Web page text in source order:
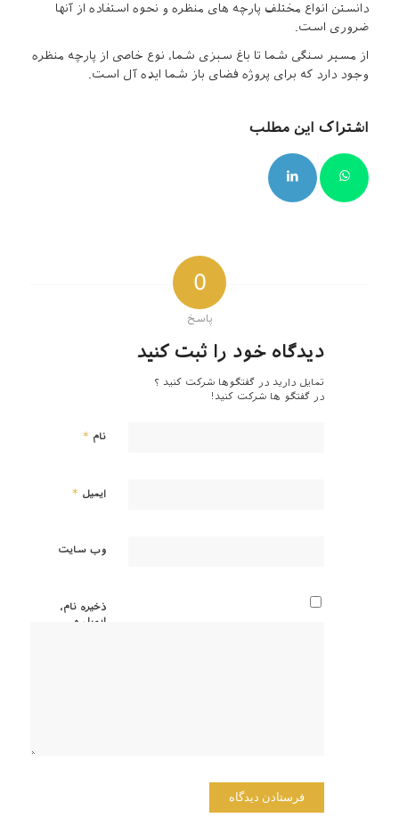
دانستن انواع مختلف پارچه های منظره و نحوه استفاده از آنها
ضروری است.
از مسیر سنگی شما تا باغ سبزی شما، نوع خاصی از پارچه منظره
وجود دارد که برای پروژه فضای باز شما ایده آل است.
اشتراک این مطلب
0
پاسخ
دیدگاه خود را ثبت کنید
تمایل دارید در گفتگوها شرکت کنید ؟
در گفتگو ها شرکت کنید!
نام *
ایمیل *
وب‌ سایت
ذخیره نام،
ایمیل و